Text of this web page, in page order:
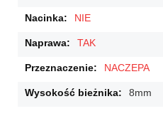
NIE
TAK
NACZEPA
8mm